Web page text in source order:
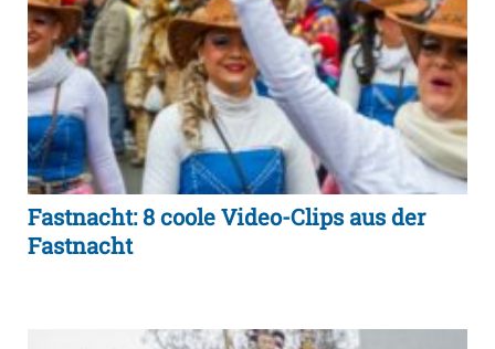
Fastnacht: 8 coole Video-Clips aus der
Fastnacht